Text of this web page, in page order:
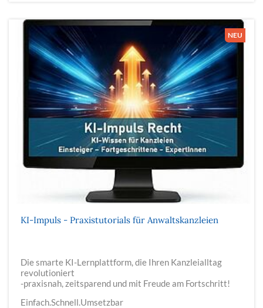
KI-Impuls - Praxistutorials für Anwaltskanzleien
Die smarte KI-Lernplattform, die Ihren Kanzleialltag
revolutioniert
-praxisnah, zeitsparend und mit Freude am Fortschritt!
Einfach.Schnell.Umsetzbar